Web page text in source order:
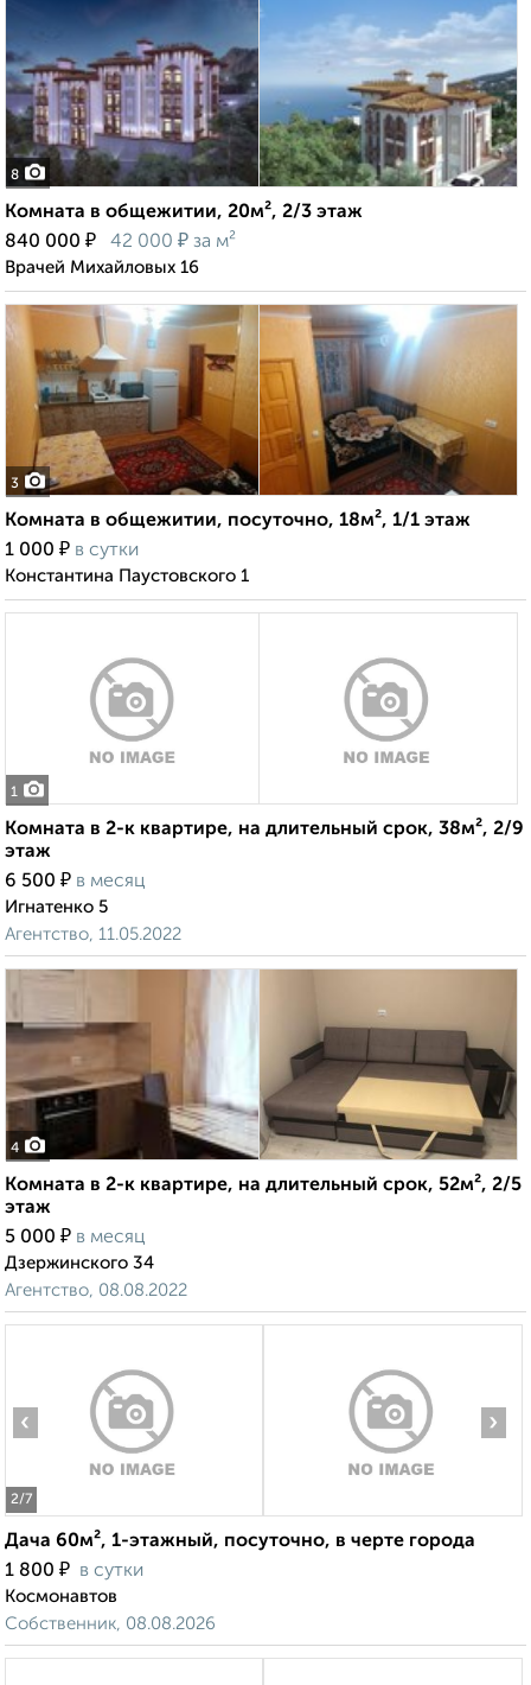
8
Комната в общежитии, 20м², 2/3 этаж
840 000 ₽ 42 000 ₽ за м²
Врачей Михайловых 16
3
Комната в общежитии, посуточно, 18м², 1/1 этаж
1 000 ₽ в сутки
Константина Паустовского 1
1
Комната в 2-к квартире, на длительный срок, 38м², 2/9
этаж
6 500 ₽ в месяц
Игнатенко 5
Агентство, 11.05.2022
4
Комната в 2-к квартире, на длительный срок, 52м², 2/5
этаж
5 000 ₽ в месяц
Дзержинского 34
Агентство, 08.08.2022
2/7
‹ ›
Дача 60м², 1-этажный, посуточно, в черте города
1 800 ₽ в сутки
Космонавтов
Собственник, 08.08.2026